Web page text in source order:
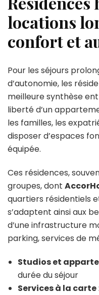
locations
confort et
Pour les séjours
d’autonomie, les
meilleure synthèse
liberté d’un
les familles, les
disposer d’espaces
équipée.
Ces résidences,
groupes, dont
quartiers résidentiels
s’adaptent ainsi aux
d’une infrastructure
parking, services de
Studios et
durée du séjour
Services à la carte